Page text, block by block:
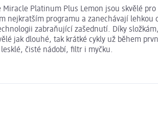
Miracle Platinum Plus Lemon jsou skvělé
nejkratším programu a zanechávají
zabraňující zašednutí. Díky
jak dlouhé, tak krátké cykly už během
lesklé, čisté nádobí, filtr i myčku.